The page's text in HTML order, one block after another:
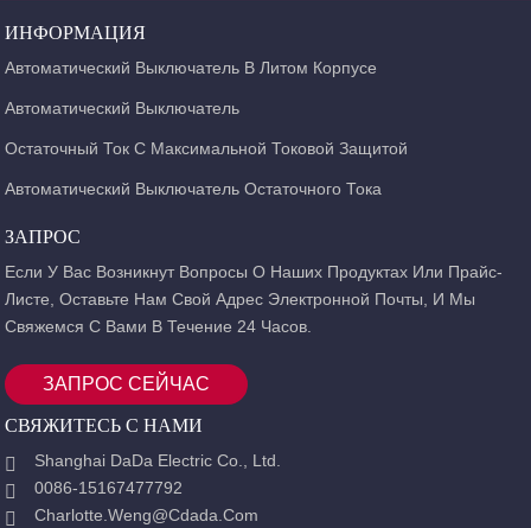
ИНФОРМАЦИЯ
Автоматический Выключатель В Литом Корпусе
Автоматический Выключатель
Остаточный Ток С Максимальной Токовой Защитой
Автоматический Выключатель Остаточного Тока
ЗАПРОС
Если У Вас Возникнут Вопросы О Наших Продуктах Или Прайс-
Листе, Оставьте Нам Свой Адрес Электронной Почты, И Мы
Свяжемся С Вами В Течение 24 Часов.
ЗАПРОС СЕЙЧАС
СВЯЖИТЕСЬ С НАМИ
Shanghai DaDa Electric Co., Ltd.
0086-15167477792
Charlotte.weng@cdada.com